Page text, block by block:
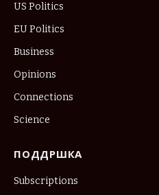
US Politics
EU Politics
Business
Opinions
Connections
Science
ПОДДРШКА
Subscriptions